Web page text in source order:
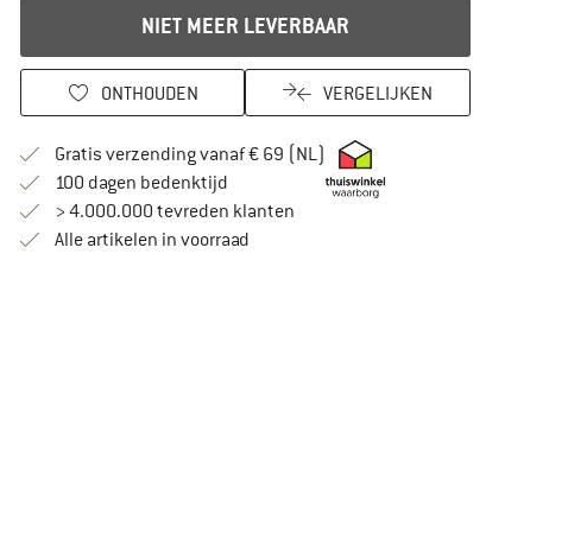
NIET MEER LEVERBAAR
ONTHOUDEN VERGELIJKEN
Gratis verzending vanaf € 69 (NL) Vind hier de
100 dagen bedenktijdVind de betalingsinformatie hier! Opent in
> 4.000.000 tevreden klanten
Alle artikelen in voorraad